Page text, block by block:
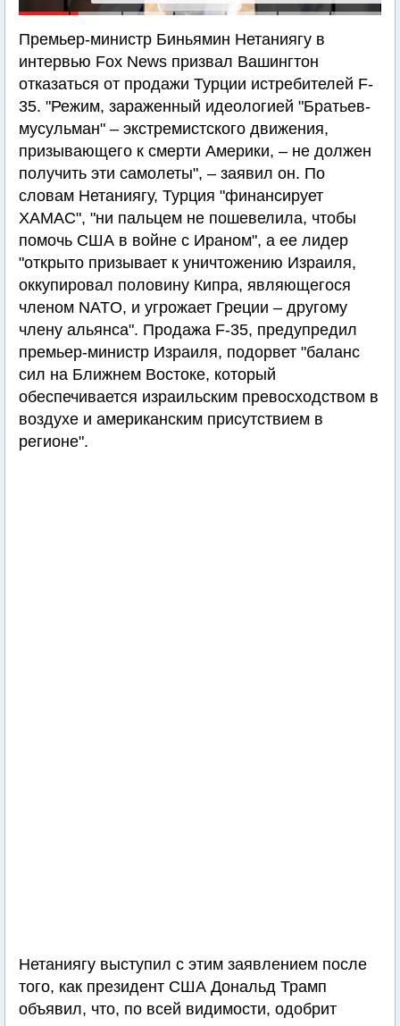
Премьер-министр Биньямин Нетаниягу в
интервью Fox News призвал Вашингтон
отказаться от продажи Турции истребителей F-
35. "Режим, зараженный идеологией "Братьев-
мусульман" – экстремистского движения,
призывающего к смерти Америки, – не должен
получить эти самолеты", – заявил он. По
словам Нетаниягу, Турция "финансирует
ХАМАС", "ни пальцем не пошевелила, чтобы
помочь США в войне с Ираном", а ее лидер
"открыто призывает к уничтожению Израиля,
оккупировал половину Кипра, являющегося
членом NATO, и угрожает Греции – другому
члену альянса". Продажа F-35, предупредил
премьер-министр Израиля, подорвет "баланс
сил на Ближнем Востоке, который
обеспечивается израильским превосходством в
воздухе и американским присутствием в
регионе".
Нетаниягу выступил с этим заявлением после
того, как президент США Дональд Трамп
объявил, что, по всей видимости, одобрит